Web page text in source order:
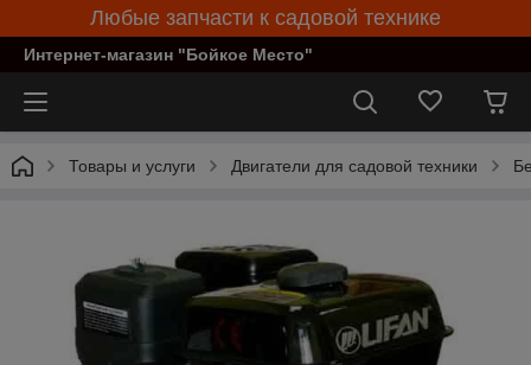
Любые запчасти к садовой технике
Интернет-магазин "Бойкое Место"
Товары и услуги Двигатели для садовой техники